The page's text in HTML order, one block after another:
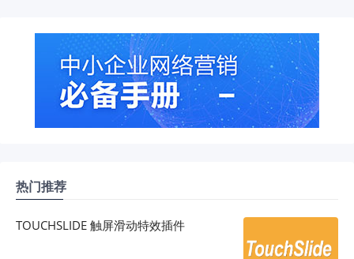
热门推荐
TOUCHSLIDE 触屏滑动特效插件